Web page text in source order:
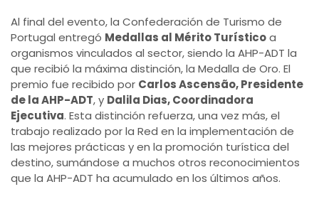
Al final del evento, la Confederación de Turismo de
Portugal entregó Medallas al Mérito Turísticoa
organismos vinculados al sector, siendo la AHP-ADT la
que recibió la máxima distinción, la Medalla de Oro. El
premio fue recibido por Carlos Ascensão, Presidente
de la AHP-ADT, y Dalila Dias, Coordinadora
Ejecutiva. Esta distinción refuerza, una vez más, el
trabajo realizado por la Red en la implementación de
las mejores prácticas y en la promoción turística del
destino, sumándose a muchos otros reconocimientos
que la AHP-ADT ha acumulado en los últimos años.